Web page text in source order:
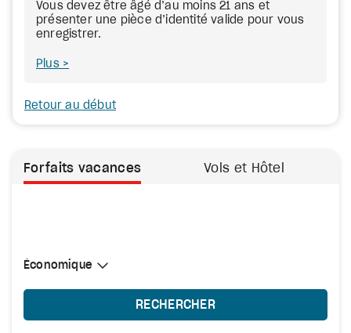
Vous devez être âgé d’au moins 21 ans et
présenter une pièce d’identité valide pour vous
enregistrer.
Plus
Retour au début
Forfaits vacances Vols et Hôtel
Sélectionner une cabine
Économique
Économique
RECHERCHER